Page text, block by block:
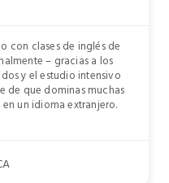
con clases de inglés de
– gracias a los
y el estudio intensivo
de que dominas muchas
un idioma extranjero.